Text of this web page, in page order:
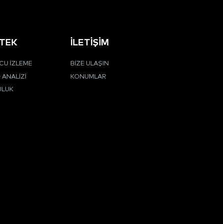
İZLEME
İLETIŞIM
BIZE ULAŞIN
KONUMLAR